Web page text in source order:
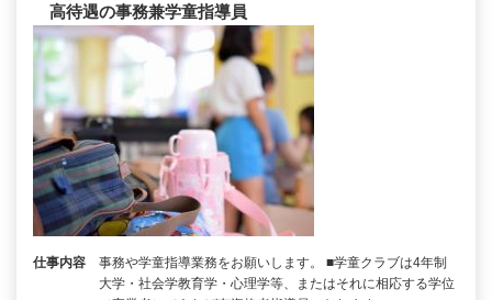
高待遇の事務兼学童指導員
仕事内容
事務や学童指導業務をお願いします。 ■学童クラブは4年制
大学・社会学教育学・心理学等、またはそれに相応する学位